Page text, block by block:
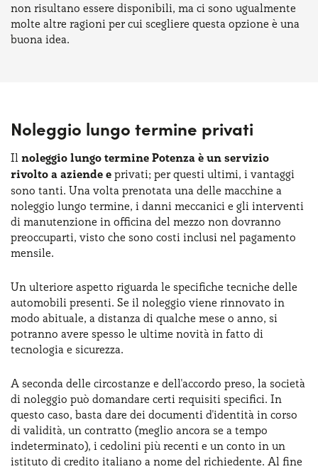
non risultano essere disponibili, ma ci sono ugualmente
molte altre ragioni per cui scegliere questa opzione è una
buona idea.
Noleggio lungo termine privati
Il noleggio lungo termine Potenza è un servizio
rivolto a aziende e privati; per questi ultimi, i vantaggi
sono tanti. Una volta prenotata una delle macchine a
noleggio lungo termine, i danni meccanici e gli interventi
di manutenzione in officina del mezzo non dovranno
preoccuparti, visto che sono costi inclusi nel pagamento
mensile.
Un ulteriore aspetto riguarda le specifiche tecniche delle
automobili presenti. Se il noleggio viene rinnovato in
modo abituale, a distanza di qualche mese o anno, si
potranno avere spesso le ultime novità in fatto di
tecnologia e sicurezza.
A seconda delle circostanze e dell'accordo preso, la società
di noleggio può domandare certi requisiti specifici. In
questo caso, basta dare dei documenti d'identità in corso
di validità, un contratto (meglio ancora se a tempo
indeterminato), i cedolini più recenti e un conto in un
istituto di credito italiano a nome del richiedente. Al fine